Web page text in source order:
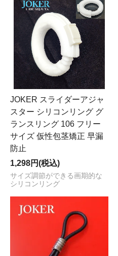
JOKER スライダーアジャ
スター シリコンリング グ
ランスリング 106 フリー
サイズ 仮性包茎矯正 早漏
防止
1,298円(税込)
サイズ調節ができる画期的な
シリコンリング